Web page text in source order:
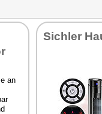
an
Sichler